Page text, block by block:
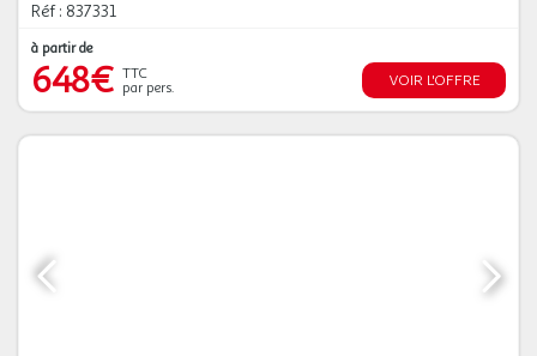
Réf : 837331
à partir de
648€ TTC
par pers.
VOIR L'OFFRE